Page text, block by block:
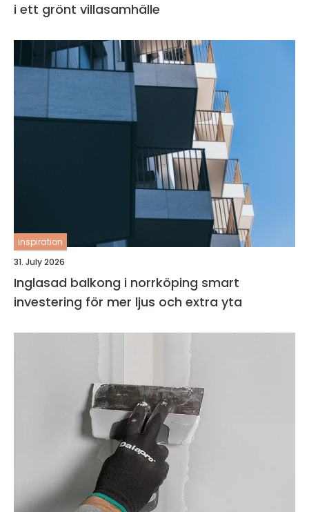
i ett grönt villasamhälle
inspiration
31. July 2026
Inglasad balkong i norrköping smart
investering för mer ljus och extra yta